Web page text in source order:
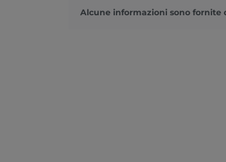
Alcune informazioni sono fornite